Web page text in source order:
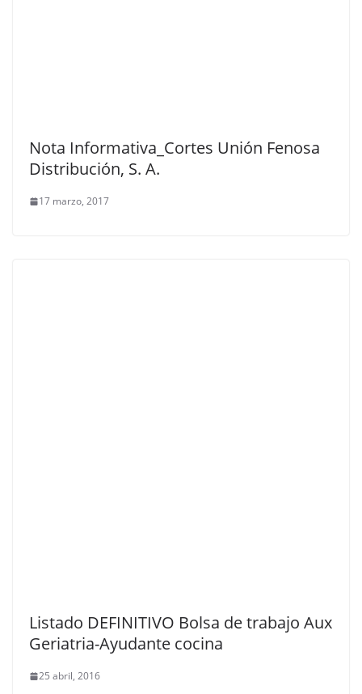
Nota Informativa_Cortes Unión Fenosa
Distribución, S. A.
17 marzo, 2017
Listado DEFINITIVO Bolsa de trabajo Aux
Geriatria-Ayudante cocina
25 abril, 2016